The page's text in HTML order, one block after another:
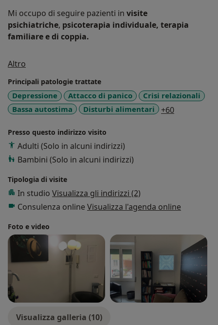
Mi occupo di seguire pazienti in visite
psichiatriche, psicoterapia individuale, terapia
familiare e di coppia.
Altro
Principali patologie trattate
Depressione Attacco di panico
Crisi relazionali
Bassa autostima
Disturbi alimentari +60
Presso questo indirizzo visito
Adulti (Solo in alcuni indirizzi)
Bambini (Solo in alcuni indirizzi)
Tipologia di visite
In studio Visualizza gli indirizzi (2)
Consulenza online Visualizza l'agenda online
Foto e video
Visualizza galleria (10)